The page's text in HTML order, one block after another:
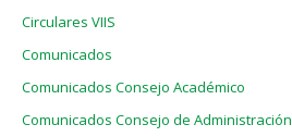
Circulares VIIS
Comunicados
Comunicados Consejo Académico
Comunicados Consejo de Administración